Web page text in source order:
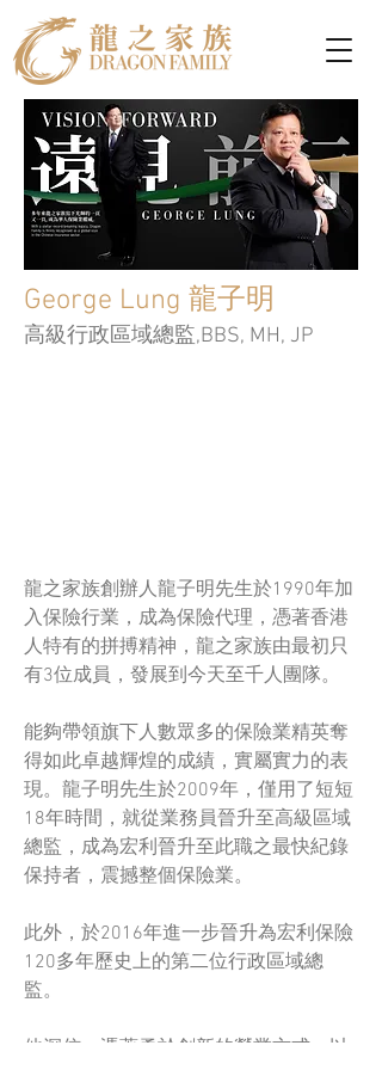
George Lung 龍子明
高級行政區域總監,BBS, MH, JP
龍之家族創辦人龍子明先生於1990年加
入保險行業，成為保險代理，憑著香港
人特有的拼搏精神，龍之家族由最初只
有3位成員，發展到今天至千人團隊。
能夠帶領旗下人數眾多的保險業精英奪
得如此卓越輝煌的成績，實屬實力的表
現。龍子明先生於2009年，僅用了短短
18年時間，就從業務員晉升至高級區域
總監，成為宏利晉升至此職之最快紀錄
保持者，震撼整個保險業。
此外，於2016年進一步晉升為宏利保險
120多年歷史上的第二位行政區域總
監。
他深信，憑著勇於創新的營業方式，以